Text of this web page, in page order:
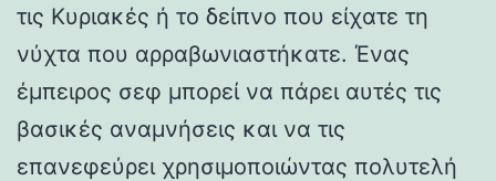
τις Κυριακές ή το δείπνο που είχατε τη
νύχτα που αρραβωνιαστήκατε. Ένας
έμπειρος σεφ μπορεί να πάρει αυτές τις
βασικές αναμνήσεις και να τις
επανεφεύρει χρησιμοποιώντας πολυτελή